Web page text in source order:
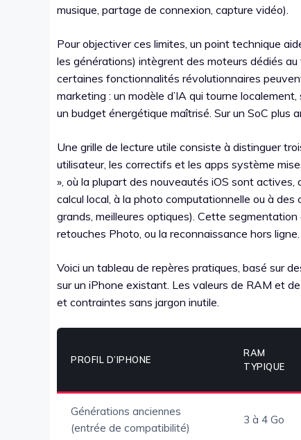
musique, partage de connexion, capture vidéo).
Pour objectiver ces limites, un point technique
les générations) intègrent des moteurs dédiés
certaines fonctionnalités révolutionnaires
marketing : un modèle d’IA qui tourne
un budget énergétique maîtrisé. Sur un SoC plus
Une grille de lecture utile consiste à distinguer
utilisateur, les correctifs et les apps système
», où la plupart des nouveautés iOS sont
calcul local, à la photo computationnelle ou à
grands, meilleures optiques). Cette
retouches Photo, ou la reconnaissance hors ligne.
Voici un tableau de repères pratiques, basé sur
sur un iPhone existant. Les valeurs de RAM et
et contraintes sans jargon inutile.
PROFIL D’IPHONE
RAM
TYPIQUE
Générations anciennes
(entrée de compatibilité)
3 à 4 Go